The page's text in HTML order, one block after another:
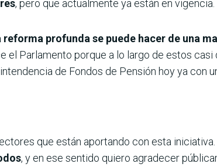
, pero que actualmente ya están en vigencia.
profunda se puede hacer de una
el Parlamento porque a lo largo de estos
de Fondos de Pensión hoy ya con
que están aportando con esta iniciativa.
, y en ese sentido quiero agradecer